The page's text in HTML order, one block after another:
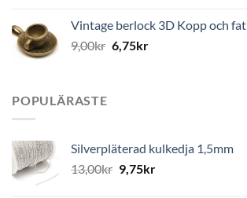
Vintage berlock 3D Kopp och fat
9,00kr 6,75kr
POPULÄRASTE
Silverpläterad kulkedja 1,5mm
13,00kr 9,75kr